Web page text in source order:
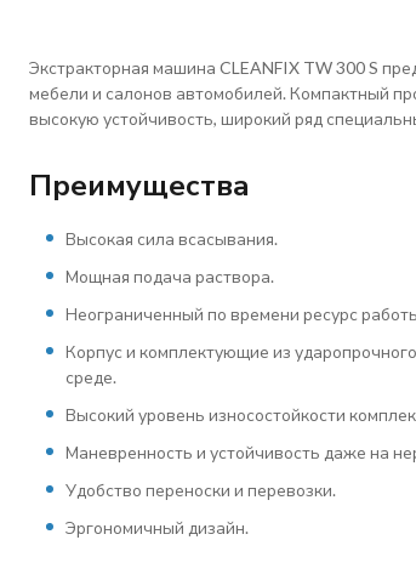
Экстракторная машина CLEANFIX TW 300 S
мебели и салонов автомобилей. Компактный
высокую устойчивость, широкий ряд
Преимущества
Высокая сила всасывания.
Мощная подача раствора.
Неограниченный по времени ресурс
Корпус и комплектующие из
среде.
Высокий уровень износостойкости
Маневренность и устойчивость даже на
Удобство переноски и перевозки.
Эргономичный дизайн.